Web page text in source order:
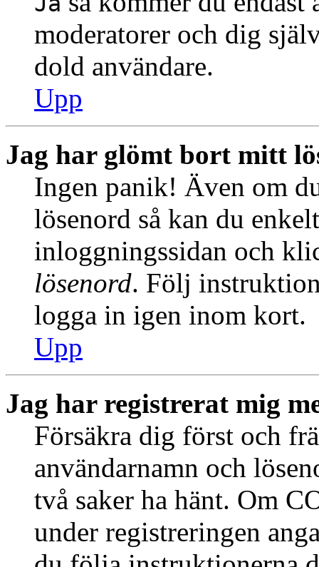
moderatorer och dig
dold användare.
Upp
Jag har glömt bort mitt
Ingen panik! Även om
lösenord så kan du
inloggningssidan och
lösenord. Följ
logga in igen inom kort.
Upp
Jag har registrerat mig
Försäkra dig först och
användarnamn och
två saker ha hänt. Om
under registreringen